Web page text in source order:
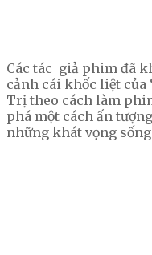
Các tác giả phim đã
cảnh cái khốc liệt của
Trị theo cách làm
phá một cách ấn
những khát vọng